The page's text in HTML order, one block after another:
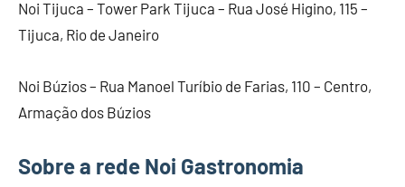
Noi Tijuca – Tower Park Tijuca – Rua José Higino, 115 –
Tijuca, Rio de Janeiro
Noi Búzios – Rua Manoel Turíbio de Farias, 110 – Centro,
Armação dos Búzios
Sobre a rede Noi Gastronomia